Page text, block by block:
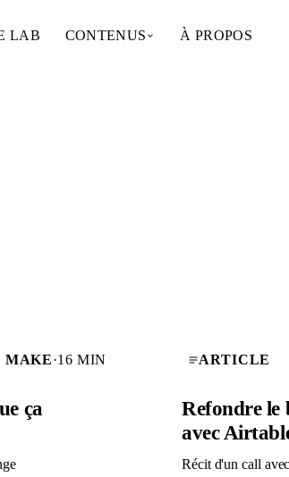
LAB CONTENUS À PROPOS
MAKE·16 MIN
ça
ARTICLE
Refondre le
avec
Récit d'un call